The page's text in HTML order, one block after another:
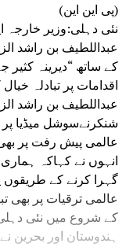
(پی این این)
نئی دہلی:وزیر
عبداللطیف بن راشد
کے ساتھ “دیرینہ
اقدامات پر تبادلہ
عبداللطیف بن راشد
شنکرنےسوشل میڈیا پر
عالمی پیش رفت پر بھی
انہوں نے کہاکہ
گہرا کرنے کے طریقوں
عالمی ترقیات پر بھی
کے شروع میں نئی
ہندوستان اور بحرین